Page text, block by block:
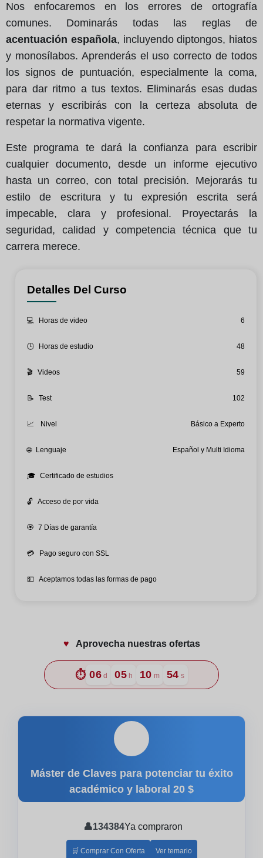
Nos enfocaremos en los errores de ortografía
comunes. Dominarás todas las reglas de
acentuación española, incluyendo diptongos, hiatos
y monosílabos. Aprenderás el uso correcto de todos
los signos de puntuación, especialmente la coma,
para dar ritmo a tus textos. Eliminarás esas dudas
eternas y escribirás con la certeza absoluta de
respetar la normativa vigente.
Este programa te dará la confianza para escribir
cualquier documento, desde un informe ejecutivo
hasta un correo, con total precisión. Mejorarás tu
estilo de escritura y tu expresión escrita será
impecable, clara y profesional. Proyectarás la
seguridad, calidad y competencia técnica que tu
carrera merece.
Detalles Del Curso
💻 Horas de video 6
🕒 Horas de estudio 48
🎬 Videos 59
📝 Test 102
📈 Nivel Básico a Experto
🌐 Lenguaje Español y Multi Idioma
🎓 Certificado de estudios
🔓 Acceso de por vida
🏵️ 7 Días de garantía
💳 Pago seguro con SSL
💵 Aceptamos todas las formas de pago
♥️ Aprovecha nuestras ofertas
⏱️ 06 d 05 h 10 m 53 s
Máster de Claves para potenciar tu éxito
académico y laboral 20 $
👤134384Ya compraron
🛒 Comprar Con Oferta Ver temario